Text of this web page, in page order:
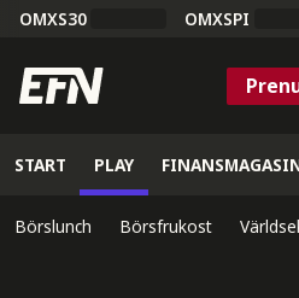
OMXS30 OMXSPI
START PLAY
Börslunch Börsfrukost